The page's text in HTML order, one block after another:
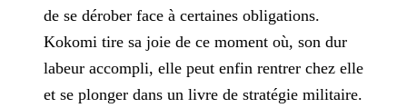
de se dérober face à certaines obligations.
Kokomi tire sa joie de ce moment où, son dur
labeur accompli, elle peut enfin rentrer chez elle
et se plonger dans un livre de stratégie militaire.